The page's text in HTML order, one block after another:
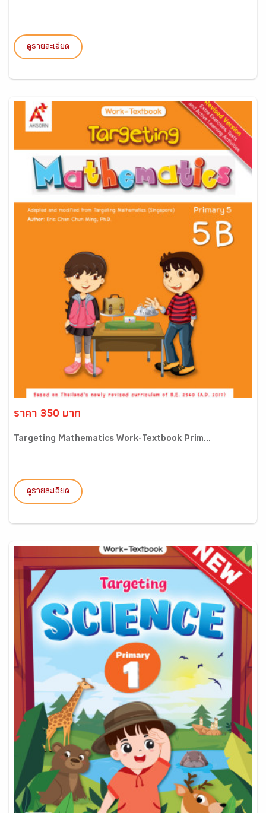
ดูรายละเอียด
ราคา 350 บาท
Targeting Mathematics Work-Textbook Prim...
ดูรายละเอียด